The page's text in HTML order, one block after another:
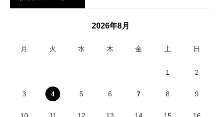
2026年8月
月 火 水 木 金 土 日
1 2
3 4 5 6 7 8 9
10 11 12 13 14 15 16